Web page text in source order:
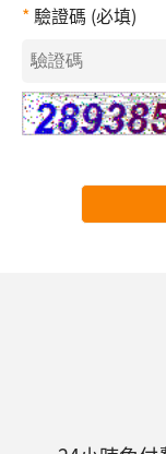
驗證碼 (必填)